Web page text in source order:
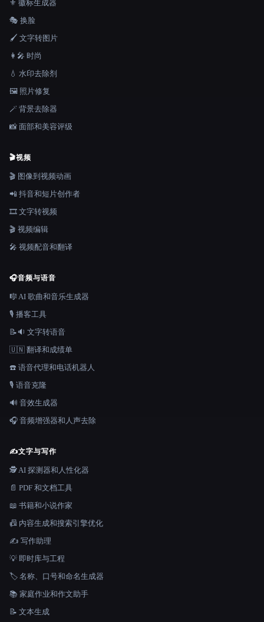
⚜️ 徽标生成器
🎭 换脸
🖌️ 文字转图片
👩‍🎤 时尚
💧 水印去除剂
🖼️ 照片修复
🪄 背景去除器
📸 面部和美容评级
🎬视频
🎬 图像到视频动画
📲 抖音和短片创作者
🎞️ 文字转视频
🎬 视频编辑
🎤 视频配音和翻译
🎧音频与语音
🎼 AI 歌曲和音乐生成器
🎙️ 播客工具
📝🔉 文字转语音
🇺🇳 翻译和成绩单
☎️ 语音代理和电话机器人
🎙️ 语音克隆
🔊 音效生成器
🎧 音频增强器和人声去除
✍️文字与写作
🕵️ AI 探测器和人性化器
📄 PDF 和文档工具
📖 书籍和小说作家
📠 内容生成和搜索引擎优化
✍️ 写作助理
💡 即时库与工程
🏷️ 名称、口号和命名生成器
📚 家庭作业和作文助手
📝 文本生成